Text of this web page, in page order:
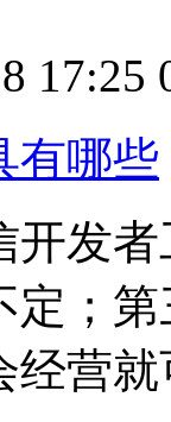
17:25
有哪些
开发
定；
经营